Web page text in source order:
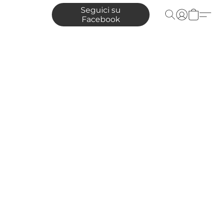
Seguici su
Facebook